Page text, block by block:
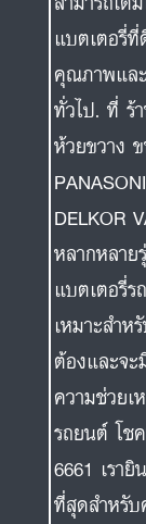
แบตเตอรี่
คุณภาพแล
ทั่วไป. ที่ ร้
ห้วยขวาง
DELKOR
หลากหลา
แบตเตอรี่
เหมาะสำห
ต้องและจะ
ความช่วยเ
รถยนต์ โช
6661 เรา
ที่สุดสำหรั